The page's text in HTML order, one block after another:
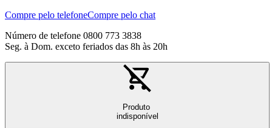
Compre pelo telefoneCompre pelo chat
Número de telefone 0800 773 3838
Seg. à Dom. exceto feriados das 8h às 20h
Produto
indisponível